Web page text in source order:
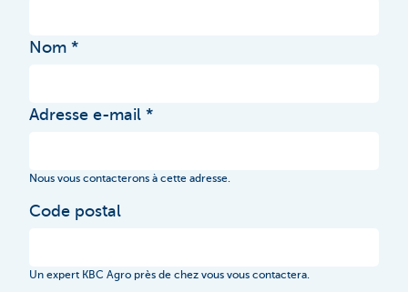
Nom
Adresse e-mail
Nous vous contacterons à cette adresse.
Code postal
Un expert KBC Agro près de chez vous vous contactera.